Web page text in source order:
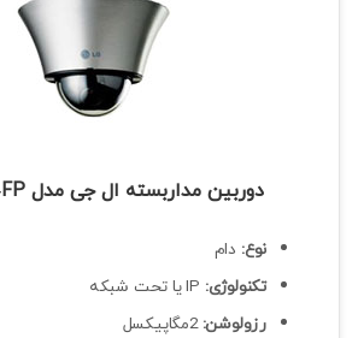
دوربین مداربسته ال جی مدل LW6424‐FP
نوع: دام
تکنولوژی:
رزولوشن: 2مگاپیکسل